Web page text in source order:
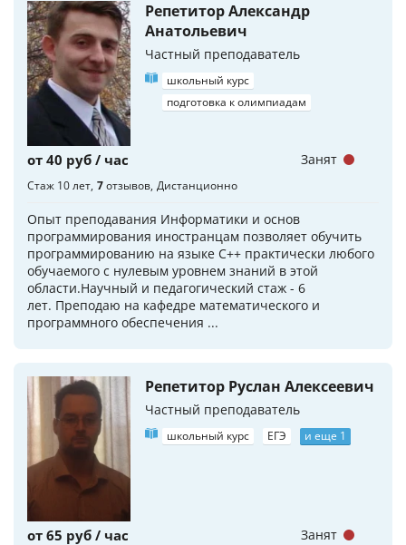
Репетитор Александр
Анатольевич
Частный преподаватель
школьный курс
подготовка к олимпиадам
от 40 руб / час
Стаж 10 лет 7отзывов Дистанционно
Опыт преподавания Информатики и основ
программирования иностранцам позволяет обучить
программированию на языке С++ практически любого
обучаемого с нулевым уровнем знаний в этой
области.Научный и педагогический стаж - 6
лет. Преподаю на кафедре математического и
программного обеспечения ...
Занят
Репетитор Руслан Алексеевич
Частный преподаватель
школьный курс ЕГЭ и еще 1
от 65 руб / час Занят